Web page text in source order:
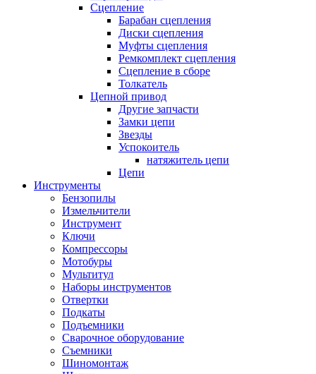
Сцепление
Барабан сцепления
Диски сцепления
Муфты сцепления
Ремкомплект сцепления
Сцепление в сборе
Толкатель
Цепной привод
Другие запчасти
Замки цепи
Звезды
Успокоитель
натяжитель цепи
Цепи
Инструменты
Бензопилы
Измельчители
Инструмент
Ключи
Компрессоры
Мотобуры
Мультитул
Наборы инструментов
Отвертки
Подкаты
Подъемники
Сварочное оборудование
Съемники
Шиномонтаж